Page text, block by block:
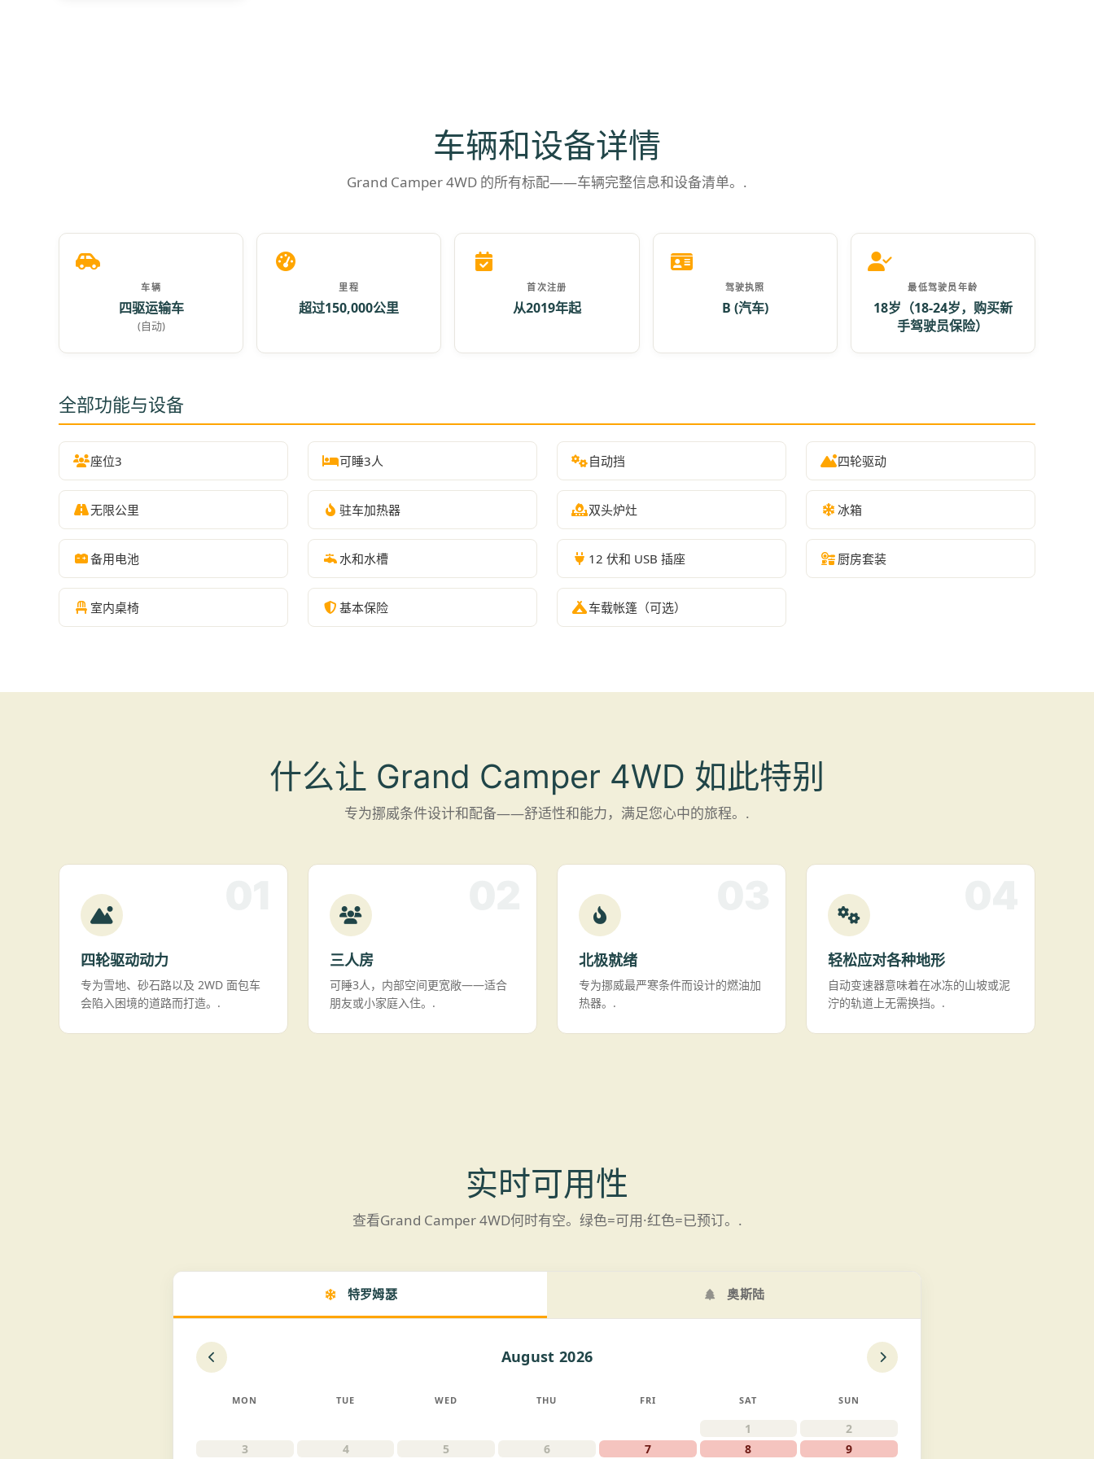
车辆和设备详情
Grand Camper 4WD 的所有标配——车辆完整信息和设备清单。.
车辆
四驱运输车
(自动)
里程
超过150,000公里
首次注册
从2019年起
驾驶执照
B (汽车)
最低驾驶员年龄
18岁（18-24岁，购买新
手驾驶员保险）
全部功能与设备
座位3 可睡3人 自动挡 四轮驱动
无限公里 驻车加热器 双头炉灶 冰箱
备用电池 水和水槽 12 伏和 USB 插座 厨房套装
室内桌椅 基本保险 车载帐篷（可选）
什么让 Grand Camper 4WD 如此特别
专为挪威条件设计和配备——舒适性和能力，满足您心中的旅程。.
四轮驱动动力
专为雪地、砂石路以及 2WD 面包车
会陷入困境的道路而打造。.
三人房
可睡3人，内部空间更宽敞——适合
朋友或小家庭入住。.
北极就绪
专为挪威最严寒条件而设计的燃油加
热器。.
轻松应对各种地形
自动变速器意味着在冰冻的山坡或泥
泞的轨道上无需换挡。.
实时可用性
查看Grand Camper 4WD何时有空。绿色=可用·红色=已预订。.
特罗姆瑟 奥斯陆
August 2026
MON TUE WED THU FRI SAT SUN
1
2
3
4 5 6 7 8 9